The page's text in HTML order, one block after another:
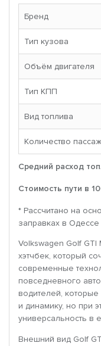
Бренд
Тип кузова
Объём двигателя
Тип КПП
Вид топлива
Количество
Средний расход
Стоимость пути в
* Рассчитано на
заправках в
Volkswagen Golf GTI
хэтчбек, который
современные
повседневного
водителей, которые
и динамику, но при
универсальность в
Внешний вид Golf